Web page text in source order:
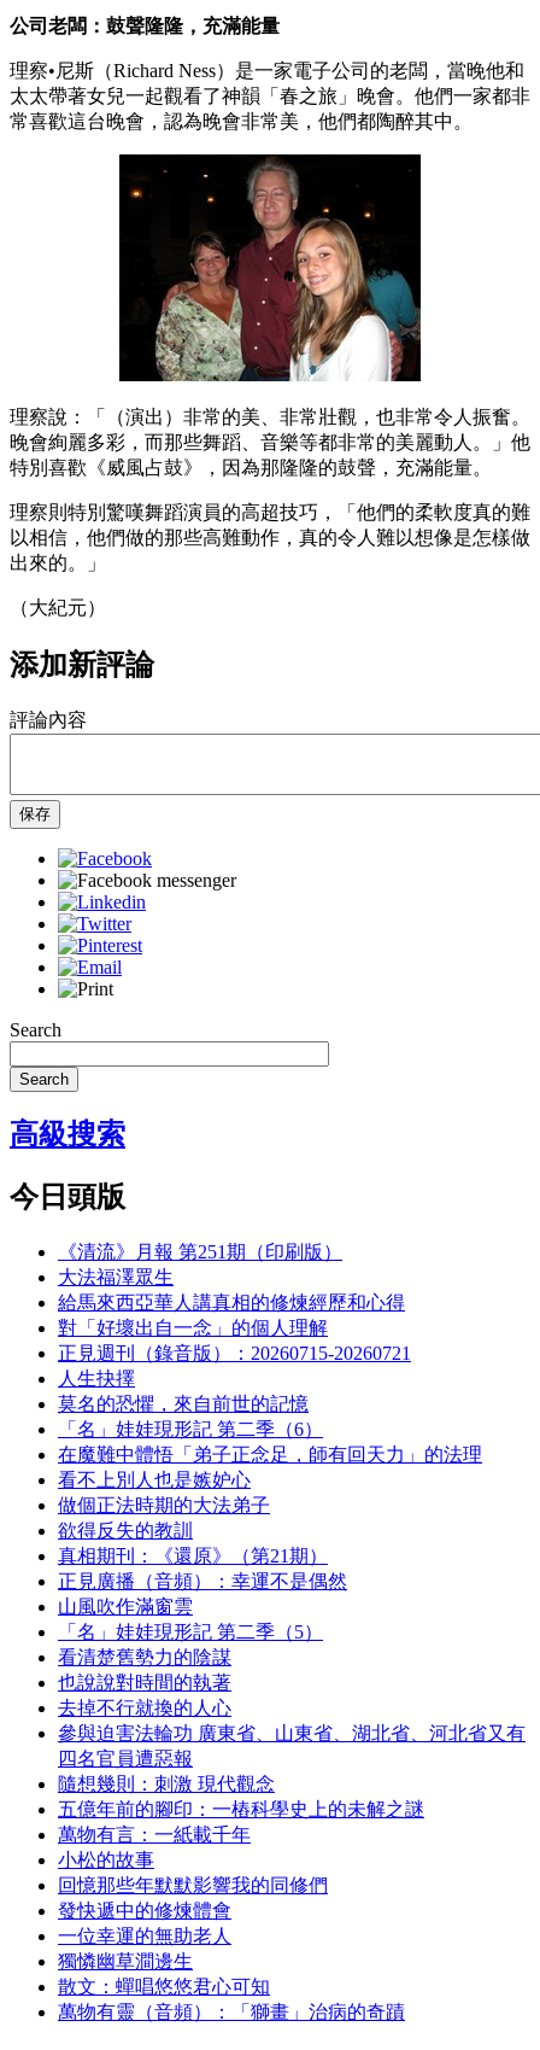
公司老闆：鼓聲隆隆，充滿能量
理察•尼斯（Richard Ness）是一家電子公司的老闆，當晚他和
太太帶著女兒一起觀看了神韻「春之旅」晚會。他們一家都非
常喜歡這台晚會，認為晚會非常美，他們都陶醉其中。
理察說：「（演出）非常的美、非常壯觀，也非常令人振奮。
晚會絢麗多彩，而那些舞蹈、音樂等都非常的美麗動人。」他
特別喜歡《威風占鼓》，因為那隆隆的鼓聲，充滿能量。
理察則特別驚嘆舞蹈演員的高超技巧，「他們的柔軟度真的難
以相信，他們做的那些高難動作，真的令人難以想像是怎樣做
出來的。」
（大紀元）
添加新評論
評論內容
保存
Search
Search
高級搜索
今日頭版
《清流》月報 第251期（印刷版）
大法福澤眾生
給馬來西亞華人講真相的修煉經歷和心得
對「好壞出自一念」的個人理解
正見週刊（錄音版）：20260715-20260721
人生抉擇
莫名的恐懼，來自前世的記憶
「名」娃娃現形記 第二季（6）
在魔難中體悟「弟子正念足，師有回天力」的法理
看不上別人也是嫉妒心
做個正法時期的大法弟子
欲得反失的教訓
真相期刊：《還原》（第21期）
正見廣播（音頻）：幸運不是偶然
山風吹作滿窗雲
「名」娃娃現形記 第二季（5）
看清楚舊勢力的陰謀
也說說對時間的執著
去掉不行就換的人心
參與迫害法輪功 廣東省、山東省、湖北省、河北省又有
四名官員遭惡報
隨想幾則：刺激 現代觀念
五億年前的腳印：一樁科學史上的未解之謎
萬物有言：一紙載千年
小松的故事
回憶那些年默默影響我的同修們
發快遞中的修煉體會
一位幸運的無助老人
獨憐幽草澗邊生
散文：蟬唱悠悠君心可知
萬物有靈（音頻）：「獅畫」治病的奇蹟